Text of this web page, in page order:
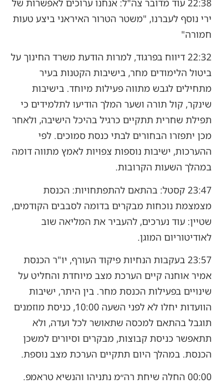
22:38 עוד מדובר צה"ל: אנחנו ערוכים לאפשרות של
ירי נוסף לעברנו, "משטר הטרור האיראני ביצע טעות
חמורה"
22:32 דיווח בפרגוד, למרות הודעת משרד החינוך על
ביטול הלימודים מחר, בישיבות הקטנות בעיר
מתחילים לגבש מתווה פעילות מיוחד. בישיבות
שינקר, קול תורה ושער המלך הודיעו לתלמידים כי
תפילת שחרית תתקיים כרגיל בהיכל הישיבה, ולאחר
מכן יתפזרו הבחורים לבתי כנסת סמוכים. לפי
ההערכות, ישיבות נוספות צפויות לאמץ מתווה דומה
במהלך השעות הקרובות.
23:47 קסטל: בהתאם להתפתחויות: הכנסת
מצמצמת נוכחות מבקרים בדומה לסבבים הקודמים,
שטיין: עוד נערכים, להעביר את המליאה שוב
לאודיטוריום המוגן.
23:57 בעקבות הנחיות פיקוד העורף, יו"ר הכנסת
אמיר אוחנה קיים הערכת מצב מיוחדת והחליט על
שינויים בפעילות הכנסת מחר. בין היתר, ישיבות
הוועדות יחלו לא לפני השעה 10:00, כניסת מוזמנים
תוגבל בהתאם למכסה שתאושר לכל ועדה, ולא
תתאפשר כניסת קבוצות, מבקרים וסיורים למשכן
הכנסת. במהלך היום תתקיים הערכת מצב נוספת.
00:00 החלה שיחת רה״מ נתניהו והנשיא טראמפ.